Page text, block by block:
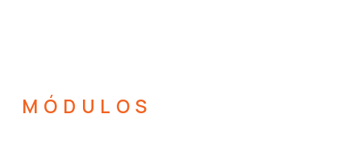
MÓDULOS